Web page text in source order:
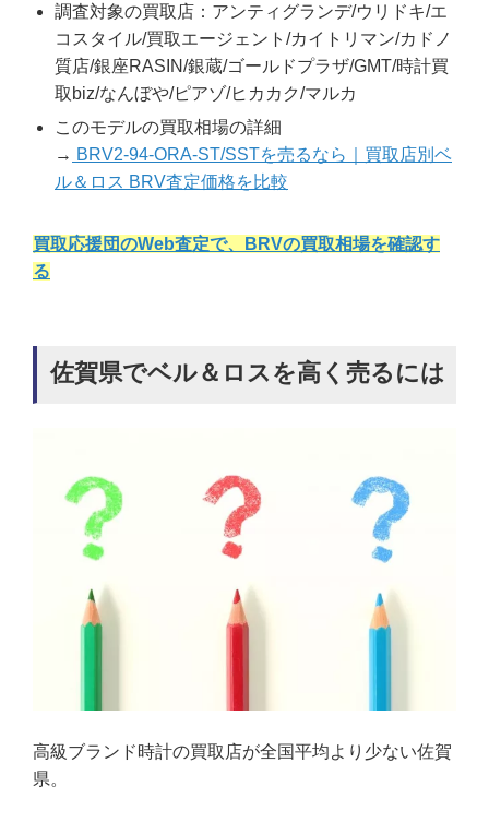
調査対象の買取店：アンティグランデ/ウリドキ/エ
コスタイル/買取エージェント/カイトリマン/カドノ
質店/銀座RASIN/銀蔵/ゴールドプラザ/GMT/時計買
取biz/なんぼや/ピアゾ/ヒカカク/マルカ
このモデルの買取相場の詳細
→ BRV2-94-ORA-ST/SSTを売るなら｜買取店別ベ
ル＆ロス BRV査定価格を比較
買取応援団のWeb査定で、BRVの買取相場を確認す
る
佐賀県でベル＆ロスを高く売るには
高級ブランド時計の買取店が全国平均より少ない佐賀
県。